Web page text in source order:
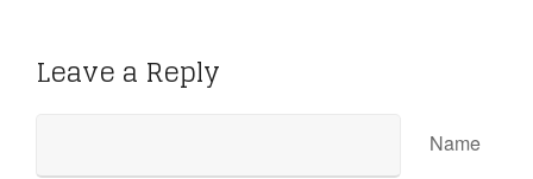
Leave a Reply
Name